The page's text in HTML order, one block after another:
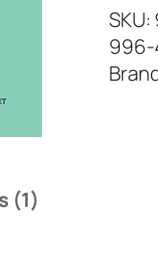
rating
d
i
r
SKU:
(1)